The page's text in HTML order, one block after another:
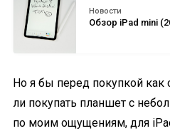
Новости
Обзор iPad mini
Но я бы перед покупкой как
ли покупать планшет с
по моим ощущениям, для